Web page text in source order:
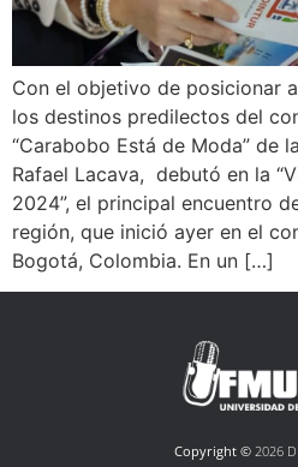
Con el objetivo de posicionar
los destinos predilectos del
“Carabobo Está de Moda” de
Rafael Lacava, debutó en la
2024”, el principal encuentro
región, que inició ayer en el
Bogotá, Colombia. En un […]
Copyright © 2026